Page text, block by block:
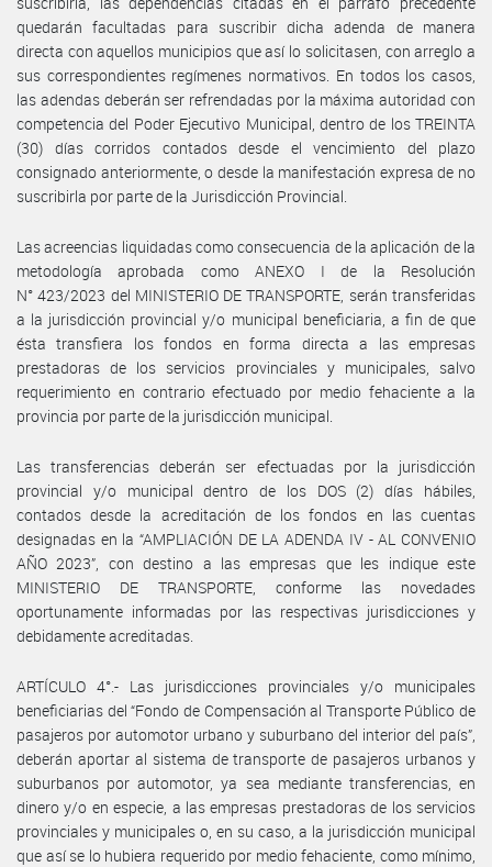
quedarán facultadas para suscribir dicha adenda de manera
directa con aquellos municipios que así lo solicitasen, con arreglo a
sus correspondientes regímenes normativos. En todos los casos,
las adendas deberán ser refrendadas por la máxima autoridad con
competencia del Poder Ejecutivo Municipal, dentro de los TREINTA
(30) días corridos contados desde el vencimiento del plazo
consignado anteriormente, o desde la manifestación expresa de no
suscribirla por parte de la Jurisdicción Provincial.
Las acreencias liquidadas como consecuencia de la aplicación de la
metodología aprobada como ANEXO I de la Resolución
N° 423/2023 del MINISTERIO DE TRANSPORTE, serán transferidas
a la jurisdicción provincial y/o municipal beneficiaria, a fin de que
ésta transfiera los fondos en forma directa a las empresas
prestadoras de los servicios provinciales y municipales, salvo
requerimiento en contrario efectuado por medio fehaciente a la
provincia por parte de la jurisdicción municipal.
Las transferencias deberán ser efectuadas por la jurisdicción
provincial y/o municipal dentro de los DOS (2) días hábiles,
contados desde la acreditación de los fondos en las cuentas
designadas en la “AMPLIACIÓN DE LA ADENDA IV - AL CONVENIO
AÑO 2023”, con destino a las empresas que les indique este
MINISTERIO DE TRANSPORTE, conforme las novedades
oportunamente informadas por las respectivas jurisdicciones y
debidamente acreditadas.
ARTÍCULO 4°.- Las jurisdicciones provinciales y/o municipales
beneficiarias del “Fondo de Compensación al Transporte Público de
pasajeros por automotor urbano y suburbano del interior del país”,
deberán aportar al sistema de transporte de pasajeros urbanos y
suburbanos por automotor, ya sea mediante transferencias, en
dinero y/o en especie, a las empresas prestadoras de los servicios
provinciales y municipales o, en su caso, a la jurisdicción municipal
que así se lo hubiera requerido por medio fehaciente, como mínimo,